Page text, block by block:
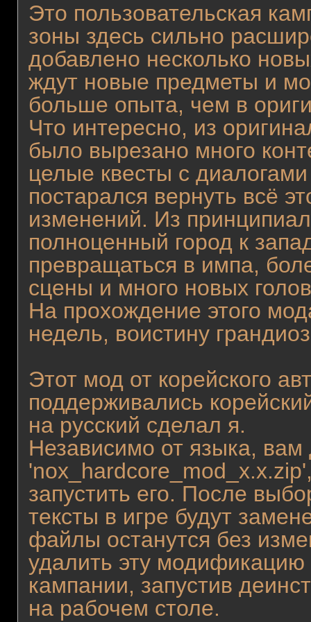
Это пользовательская
зоны здесь сильно
добавлено несколько
ждут новые предметы и
больше опыта, чем в
Что интересно, из
было вырезано много
целые квесты с
постарался вернуть всё
изменений. Из
полноценный город к
превращаться в импа,
сцены и много новых
На прохождение этого
недель, воистину
Этот мод от корейского
поддерживались
на русский сделал я.
Независимо от языка, вам
запустить его. После
тексты в игре будут
файлы останутся без
удалить эту модификацию
кампании, запустив
на рабочем столе.